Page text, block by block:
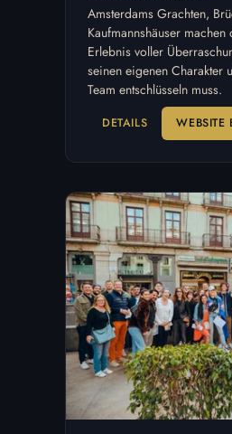
Amsterdams Grachten,
Kaufmannshäuser
Erlebnis voller
seinen eigenen Charakter
Team entschlüsseln muss.
DETAILS WEBSITE